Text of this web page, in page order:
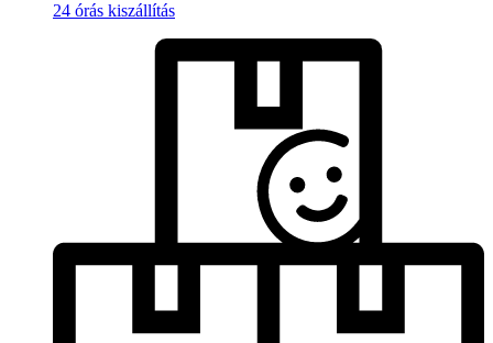
24 órás kiszállítás